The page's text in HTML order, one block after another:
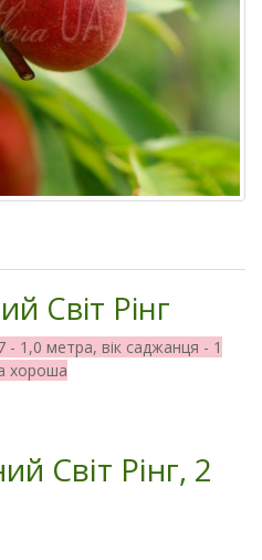
Світ Рінг
1,0 метра, вік саджанця - 1
хороша
Світ Рінг, 2